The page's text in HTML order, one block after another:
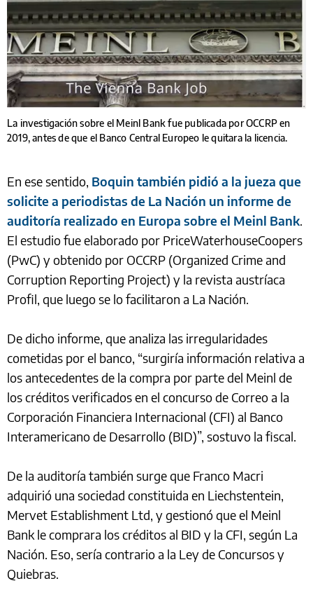
La investigación sobre el Meinl Bank fue publicada por OCCRP en
2019, antes de que el Banco Central Europeo le quitara la licencia.
En ese sentido, Boquin también pidió a la jueza que
solicite a periodistas de La Nación un informe de
auditoría realizado en Europa sobre el Meinl Bank.
El estudio fue elaborado por PriceWaterhouseCoopers
(PwC) y obtenido por OCCRP (Organized Crime and
Corruption Reporting Project) y la revista austríaca
Profil, que luego se lo facilitaron a La Nación.
De dicho informe, que analiza las irregularidades
cometidas por el banco, “surgiría información relativa a
los antecedentes de la compra por parte del Meinl de
los créditos verificados en el concurso de Correo a la
Corporación Financiera Internacional (CFI) al Banco
Interamericano de Desarrollo (BID)”, sostuvo la fiscal.
De la auditoría también surge que Franco Macri
adquirió una sociedad constituida en Liechstentein,
Mervet Establishment Ltd, y gestionó que el Meinl
Bank le comprara los créditos al BID y la CFI, según La
Nación. Eso, sería contrario a la Ley de Concursos y
Quiebras.